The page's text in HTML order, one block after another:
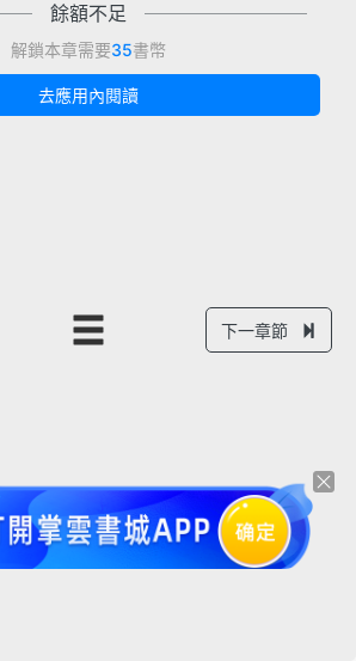
餘額不足
解鎖本章需要35書幣
去應用內閱讀
下一章節